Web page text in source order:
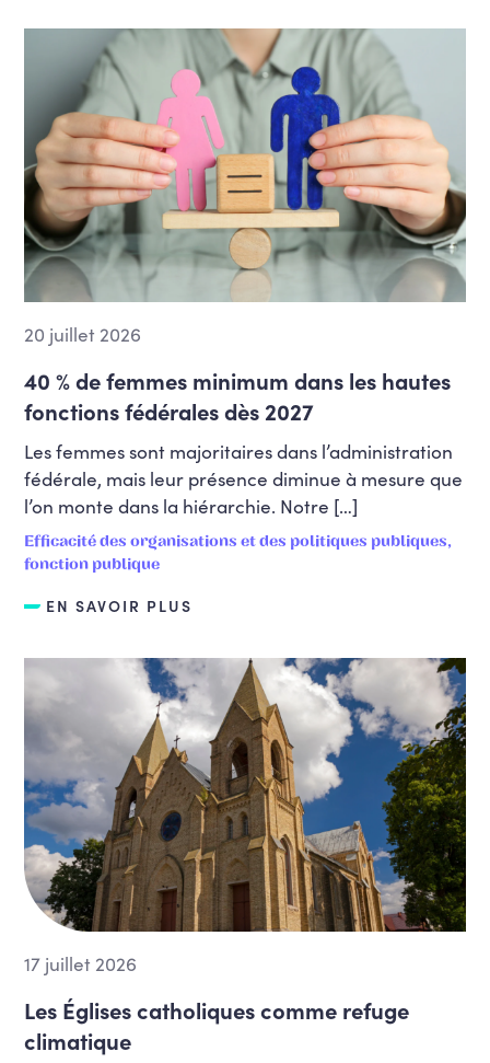
20 juillet 2026
40 % de femmes minimum dans les hautes
fonctions fédérales dès 2027
Les femmes sont majoritaires dans l’administration
fédérale, mais leur présence diminue à mesure que
l’on monte dans la hiérarchie. Notre […]
Efficacité des organisations et des politiques publiques,
fonction publique
EN SAVOIR PLUS
17 juillet 2026
Les Églises catholiques comme refuge
climatique